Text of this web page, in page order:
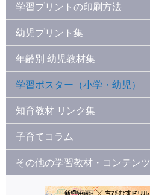
学習プリントの印刷方法
幼児プリント集
年齢別 幼児教材集
学習ポスター（小学・幼児）
知育教材 リンク集
子育てコラム
その他の学習教材・コンテンツ